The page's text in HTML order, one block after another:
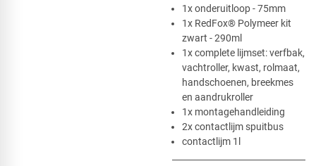
1x onderuitloop - 75mm
​1x RedFox® Polymeer kit
zwart - 290ml
1x complete lijmset: verfbak,
vachtroller, kwast, rolmaat,
handschoenen, breekmes
en aandrukroller
1x montagehandleiding
2x contactlijm spuitbus ​
contactlijm 1l